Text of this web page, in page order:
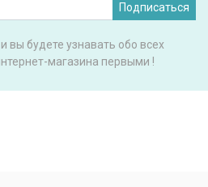
Подписаться
вы будете узнавать обо всех
магазина первыми !